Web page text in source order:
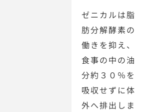
ゼニカルは脂
肪分解酵素の
働きを抑え、
食事の中の油
分約３０％を
吸収せずに体
外へ排出しま